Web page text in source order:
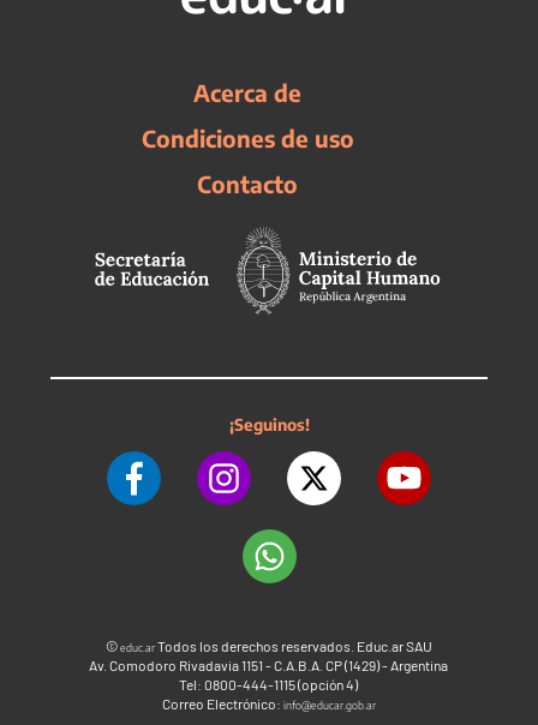
Acerca de
Condiciones de uso
Contacto
¡Seguinos!
©educ.arTodos los derechos reservados. Educ.ar SAU
Av. Comodoro Rivadavia 1151 - C.A.B.A. CP (1429) - Argentina
Tel: 0800-444-1115 (opción 4)
Correo Electrónico: info@educar.gob.ar